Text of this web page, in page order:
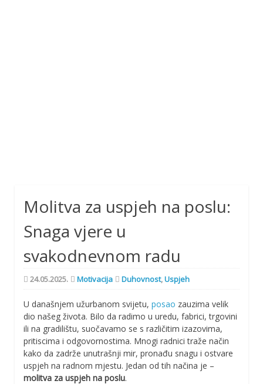
Molitva za uspjeh na poslu:
Snaga vjere u
svakodnevnom radu
24.05.2025. Motivacija Duhovnost,Uspjeh
U današnjem užurbanom svijetu, posao zauzima velik
dio našeg života. Bilo da radimo u uredu, fabrici, trgovini
ili na gradilištu, suočavamo se s različitim izazovima,
pritiscima i odgovornostima. Mnogi radnici traže način
kako da zadrže unutrašnji mir, pronađu snagu i ostvare
uspjeh na radnom mjestu. Jedan od tih načina je –
molitva za uspjeh na poslu.